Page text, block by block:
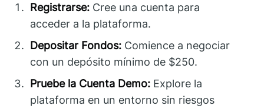
Registrarse: Cree una cuenta para
acceder a la plataforma.
Depositar Fondos: Comience a negociar
con un depósito mínimo de $250.
Pruebe la Cuenta Demo: Explore la
plataforma en un entorno sin riesgos